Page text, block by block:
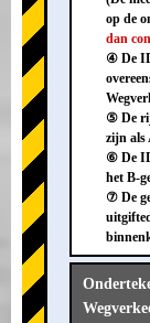
op de
dan
④ De
⑤ De
zijn als
⑥ De
het B-
⑦ De